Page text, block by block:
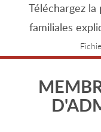
Téléchargez
familiales